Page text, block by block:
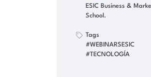
ESIC Business &
School.
Tags
#WEBINARSESIC
#TECNOLOGÍA